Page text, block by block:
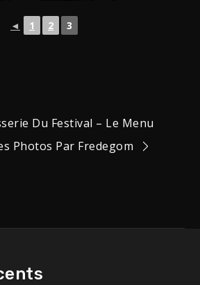
◄ 1 2 3
Du Festival – Le Menu
Photos Par Fredegom